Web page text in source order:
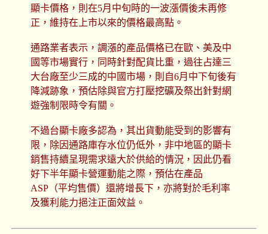
顯卡價格，則在5月中旬時的一波漲價後未再修
正，維持在上市以來的價格最高點。
通路業者表示，調漲的產品價格已在歐、美及中
國等市場實行，同時針對配貨比重，過往占達三
大台廠至少三成的中國市場，則自6月中下旬後有
降減跡象，預估除與官方打壓挖礦及祭出針對網
遊強制限時令有關。
不過台顯卡廠多認為，其出貨動能受到的影響有
限，除因通路庫存水位仍低外，非中地區的顯卡
銷售持續呈現需求遠大於供給的情況，因此仍看
好下半年顯卡營運動能之際，預估在產品
ASP（平均售價）還將增長下，亦將對於毛利率
及獲利能力挹注正面效益。